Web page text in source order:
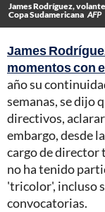
James Rodríguez,
Copa Sudamericana AFP
James
momentos con
año su
semanas, se dijo
directivos, aclarar
embargo, desde
cargo de director
no ha tenido
'tricolor', incluso
convocatorias.